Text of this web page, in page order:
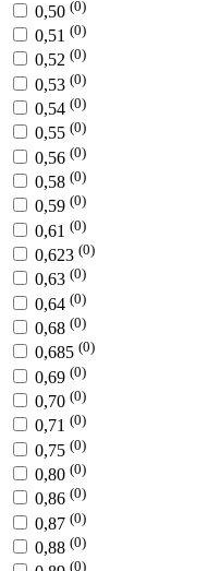
0,50 (0)
0,51 (0)
0,52 (0)
0,53 (0)
0,54 (0)
0,55 (0)
0,56 (0)
0,58 (0)
0,59 (0)
0,61 (0)
0,623 (0)
0,63 (0)
0,64 (0)
0,68 (0)
0,685 (0)
0,69 (0)
0,70 (0)
0,71 (0)
0,75 (0)
0,80 (0)
0,86 (0)
0,87 (0)
0,88 (0)
(0)